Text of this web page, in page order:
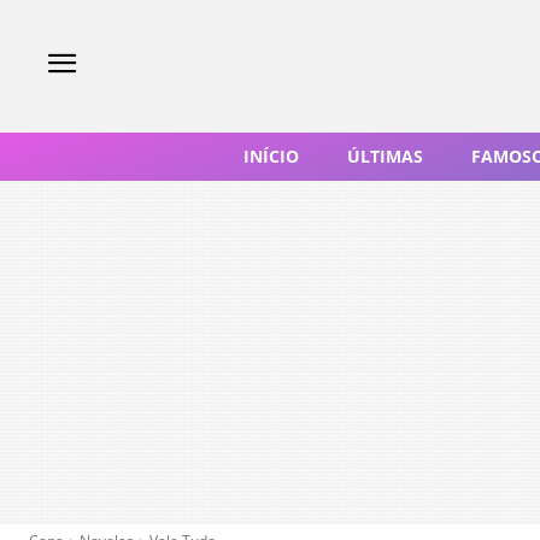
INÍCIO ÚLTIMAS